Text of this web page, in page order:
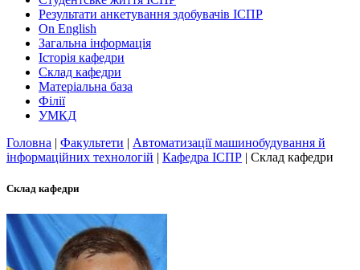
Результати анкетування здобувачів ІСПР
On English
Загальна інформація
Історія кафедри
Склад кафедри
Матеріальна база
Філії
УМКД
Головна | Факультети | Автоматизації машинобудування й
інформаційних технологій | Кафедра ІСПР | Склад кафедри
Склад кафедри